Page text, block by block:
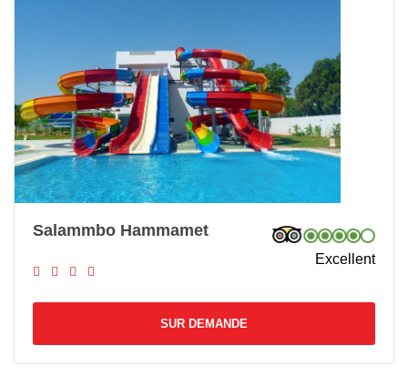
Salammbo Hammamet
Excellent
SUR DEMANDE